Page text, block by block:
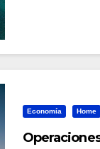
Economía Home